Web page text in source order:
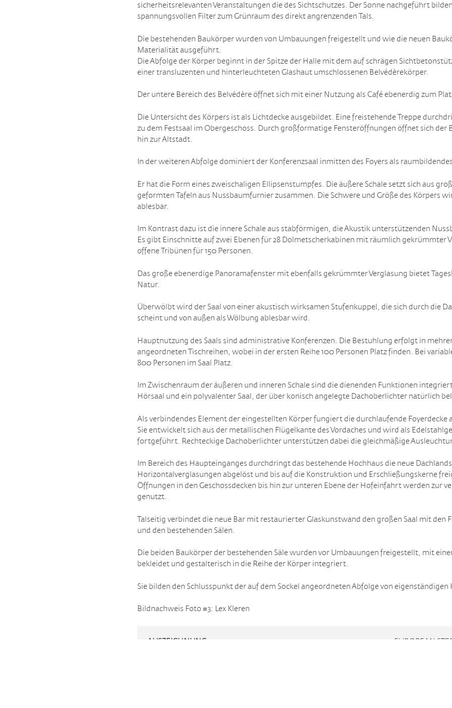
sicherheitsrelevanten Veranstaltungen die des Sichtschutzes. Der Sonne nachgeführt
spannungsvollen Filter zum Grünraum des direkt angrenzenden Tals.
Die bestehenden Baukörper wurden von Umbauungen freigestellt und wie die neuen
Materialität ausgeführt.
Die Abfolge der Körper beginnt in der Spitze der Halle mit dem auf schrägen
einer transluzenten und hinterleuchteten Glashaut umschlossenen Belvédèrekörper.
Der untere Bereich des Belvédère öffnet sich mit einer Nutzung als Café ebenerdig zum
Die Untersicht des Körpers ist als Lichtdecke ausgebildet. Eine freistehende Treppe
zu dem Festsaal im Obergeschoss. Durch großformatige Fensteröffnungen öffnet sich der
hin zur Altstadt.
In der weiteren Abfolge dominiert der Konferenzsaal inmitten des Foyers als
Er hat die Form eines zweischaligen Ellipsenstumpfes. Die äußere Schale setzt sich aus
geformten Tafeln aus Nussbaumfurnier zusammen. Die Schwere und Größe des Körpers
ablesbar.
Im Kontrast dazu ist die innere Schale aus stabförmigen, die Akustik unterstützenden
Es gibt Einschnitte auf zwei Ebenen für 28 Dolmetscherkabinen mit räumlich gekrümmter
offene Tribünen für 150 Personen.
Das große ebenerdige Panoramafenster mit ebenfalls gekrümmter Verglasung bietet
Natur.
Überwölbt wird der Saal von einer akustisch wirksamen Stufenkuppel, die sich durch die
scheint und von außen als Wölbung ablesbar wird.
Hauptnutzung des Saals sind administrative Konferenzen. Die Bestuhlung erfolgt in
angeordneten Tischreihen, wobei in der ersten Reihe 100 Personen Platz finden. Bei
800 Personen im Saal Platz.
Im Zwischenraum der äußeren und inneren Schale sind die dienenden Funktionen
Hörsaal und ein polyvalenter Saal, der über konisch angelegte Dachoberlichter natürlich
Als verbindendes Element der eingestellten Körper fungiert die durchlaufende Foyerdecke
Sie entwickelt sich aus der metallischen Flügelkante des Vordaches und wird als
fortgeführt. Rechteckige Dachoberlichter unterstützen dabei die gleichmäßige
Im Bereich des Haupteinganges durchdringt das bestehende Hochhaus die neue
Horizontalverglasungen abgelöst und bis auf die Konstruktion und Erschließungskerne
Öffnungen in den Geschossdecken bis hin zur unteren Ebene der Hofeinfahrt werden zur
genutzt.
Talseitig verbindet die neue Bar mit restaurierter Glaskunstwand den großen Saal mit den
und den bestehenden Sälen.
Die beiden Baukörper der bestehenden Säle wurden vor Umbauungen freigestellt, mit
bekleidet und gestalterisch in die Reihe der Körper integriert.
Sie bilden den Schlusspunkt der auf dem Sockel angeordneten Abfolge von eigenständigen
Bildnachweis Foto #3: Lex Kleren
AUSZEICHNUNG
EUROPEAN